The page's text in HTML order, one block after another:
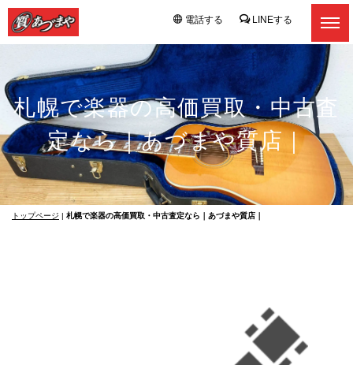
電話する LINEする
札幌で楽器の高価買取・中古査
定なら｜あづまや質店｜
トップページ | 札幌で楽器の高価買取・中古査定なら｜あづまや質店｜